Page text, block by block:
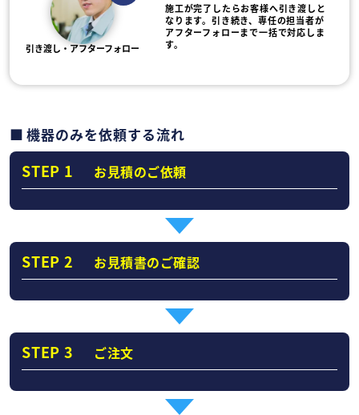
引き渡し・アフターフォロー
施工が完了したらお客様へ引き渡しと
なります。引き続き、専任の担当者が
アフターフォローまで一括で対応しま
す。
機器のみを依頼する流れ
STEP 1 お見積のご依頼
STEP 2 お見積書のご確認
STEP 3 ご注文